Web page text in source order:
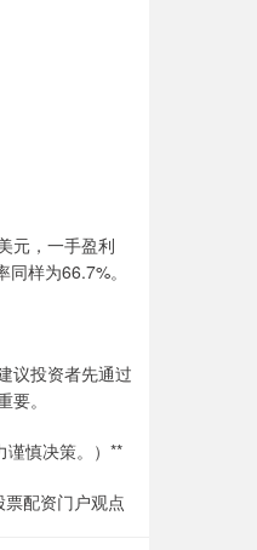
元，一手盈利
样为66.7%。
议投资者先通过
。
谨慎决策。）**
配资门户观点